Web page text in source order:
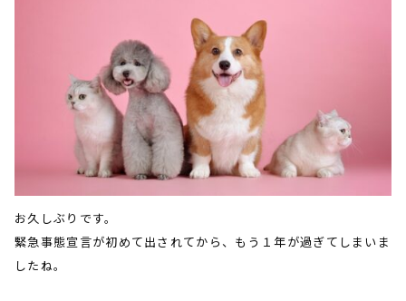
お久しぶりです。
緊急事態宣言が初めて出されてから、もう１年が過ぎてしまいま
したね。